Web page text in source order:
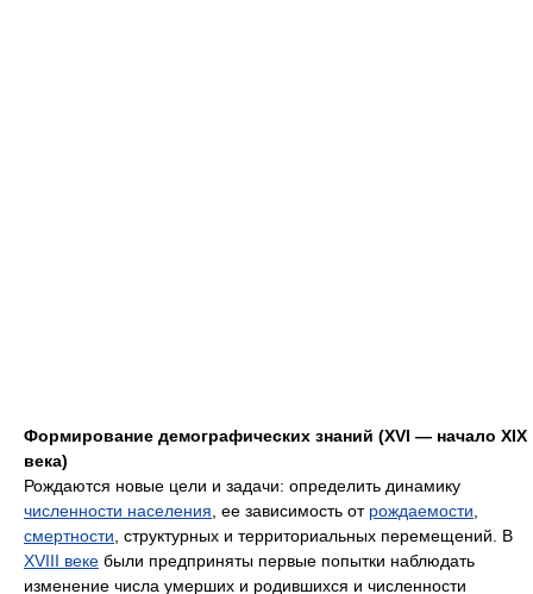
Формирование демографических знаний (XVI — начало XIX
века)
Рождаются новые цели и задачи: определить динамику
численности населения , ее зависимость от рождаемости
смертности , структурных и территориальных перемещений. В
XVIII веке были предприняты первые попытки наблюдать
изменение числа умерших и родившихся и численности